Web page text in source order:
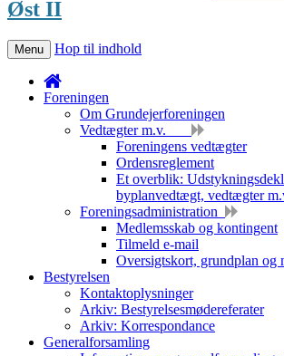
Øst II
Menu Hop til indhold
Foreningen
Om Grundejerforeningen
Vedtægter m.v.
Foreningens vedtægter
Ordensreglement
Et overblik:
byplanvedtægt, vedtægter
Foreningsadministration
Medlemsskab og kontingent
Tilmeld e-mail
Oversigtskort, grundplan og
Bestyrelsen
Kontaktoplysninger
Arkiv: Bestyrelsesmødereferater
Arkiv: Korrespondance
Generalforsamling